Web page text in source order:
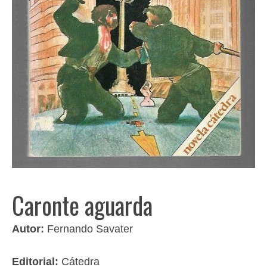
Caronte aguarda
Autor: Fernando Savater
Editorial: Cátedra